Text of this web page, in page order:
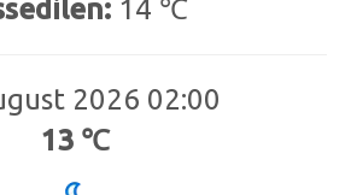
14 ℃
2026 02:00
13 ℃